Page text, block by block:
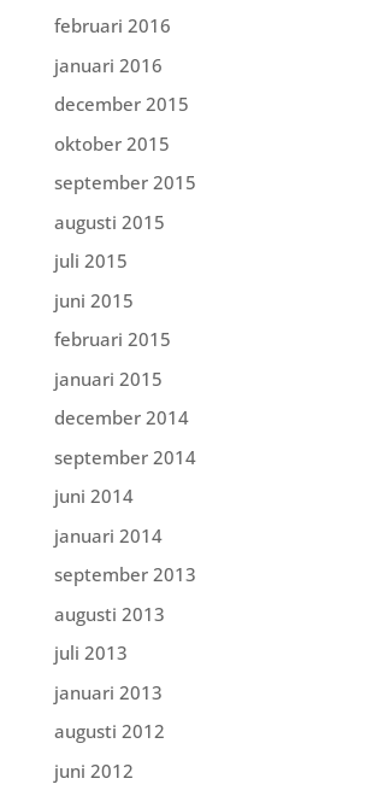
februari 2016
januari 2016
december 2015
oktober 2015
september 2015
augusti 2015
juli 2015
juni 2015
februari 2015
januari 2015
december 2014
september 2014
juni 2014
januari 2014
september 2013
augusti 2013
juli 2013
januari 2013
augusti 2012
juni 2012